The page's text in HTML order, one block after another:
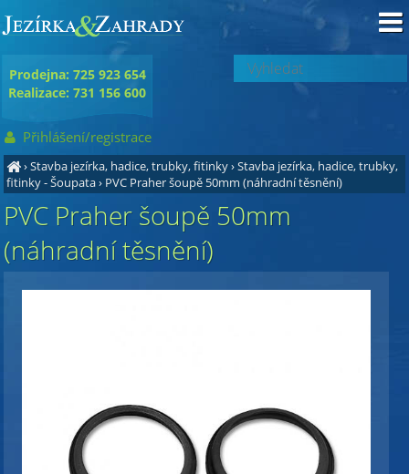
›Stavba jezírka, hadice, trubky, fitinky›Stavba jezírka, hadice, trubky,
fitinky - Šoupata› PVC Praher šoupě 50mm (náhradní těsnění)
PVC Praher šoupě 50mm
(náhradní těsnění)
Prodejna: 725 923 654
Realizace: 731 156 600
Přihlášení/registrace